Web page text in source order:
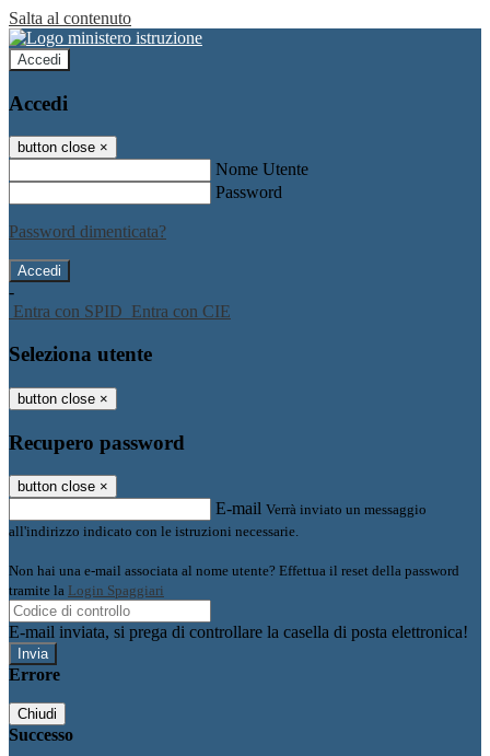
Salta al contenuto
Accedi
Accedi
button close ×
Nome Utente
Password
Password dimenticata?
-
Entra con SPID Entra con CIE
Seleziona utente
button close ×
Recupero password
button close ×
E-mail Verrà inviato un messaggio
all'indirizzo indicato con le istruzioni necessarie.
Non hai una e-mail associata al nome utente? Effettua il reset della password
tramite la Login Spaggiari
E-mail inviata, si prega di controllare la casella di posta elettronica!
Errore
Chiudi
Successo